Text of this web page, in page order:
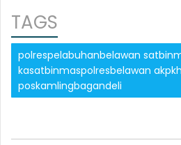
TAGS
polrespelabuhanbelawan
kasatbinmaspolresbelawan
poskamlingbagandeli